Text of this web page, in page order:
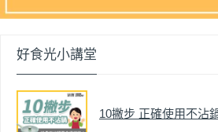
好食光小講堂
10撇步 正確使用不沾